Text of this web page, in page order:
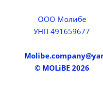
ООО Молибе
УНП 491659677
© MOLiBE 2026